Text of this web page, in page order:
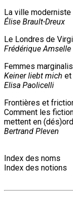
La ville moderniste
Élise Brault-Dreux
Le Londres de
Frédérique Amselle
Femmes
Keiner liebt mich et
Elisa Paolicelli
Frontières et
Comment les
mettent en
Bertrand Pleven
Index des noms
Index des notions